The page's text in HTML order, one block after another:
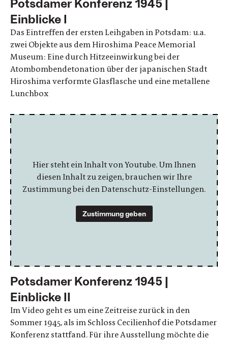
Potsdamer Konferenz 1945 |
Einblicke I
Das Eintreffen der ersten Leihgaben in Potsdam: u.a.
zwei Objekte aus dem Hiroshima Peace Memorial
Museum: Eine durch Hitzeeinwirkung bei der
Atombombendetonation über der japanischen Stadt
Hiroshima verformte Glasflasche und eine metallene
Lunchbox
Hier steht ein Inhalt von Youtube. Um Ihnen
diesen Inhalt zu zeigen, brauchen wir Ihre
Zustimmung bei den Datenschutz-Einstellungen.
Zustimmung geben
Potsdamer Konferenz 1945 |
Einblicke II
Im Video geht es um eine Zeitreise zurück in den
Sommer 1945, als im Schloss Cecilienhof die Potsdamer
Konferenz stattfand. Für ihre Ausstellung möchte die